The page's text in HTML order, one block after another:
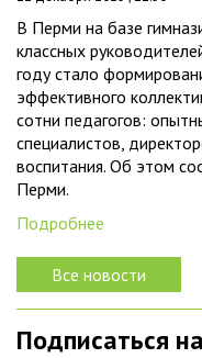
В Перми на базе
классных
году стало
эффективного
сотни педагогов:
специалистов,
воспитания. Об этом
Перми.
Подробнее
Все новости
Подписаться